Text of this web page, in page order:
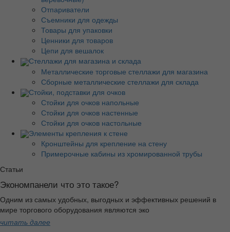
Отпариватели
Съемники для одежды
Товары для упаковки
Ценники для товаров
Цепи для вешалок
Стеллажи для магазина и склада
Металлические торговые стеллажи для магазина
Сборные металлические стеллажи для склада
Стойки, подставки для очков
Стойки для очков напольные
Стойки для очков настенные
Стойки для очков настольные
Элементы крепления к стене
Кронштейны для крепление на стену
Примерочные кабины из хромированной трубы
Статьи
Экономпанели что это такое?
Одним из самых удобных, выгодных и эффективных решений в
мире торгового оборудования являются эко
читать далее